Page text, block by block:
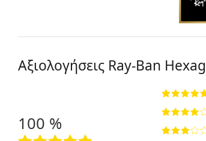
Αξιολογήσεις Ray-Ban
100 %